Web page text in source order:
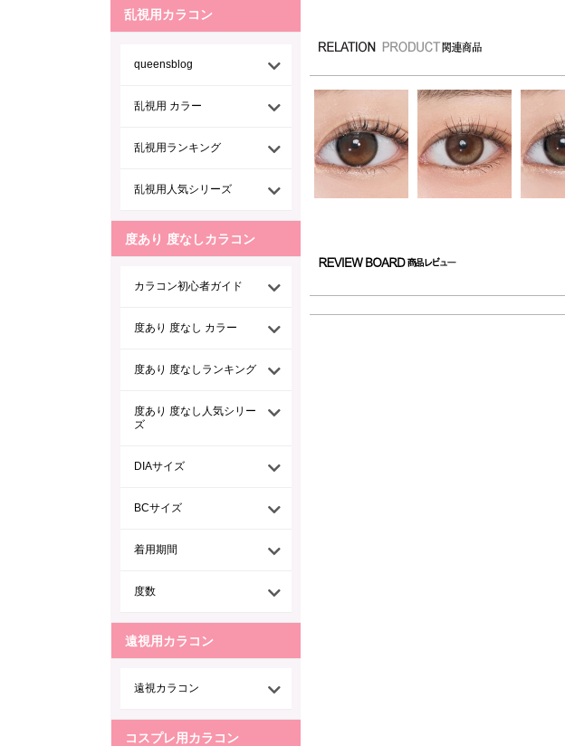
乱視用カラコン
queensblog
乱視用 カラー
乱視用ランキング
乱視用人気シリーズ
度あり 度なしカラコン
カラコン初心者ガイド
度あり 度なし カラー
度あり 度なしランキング
度あり 度なし人気シリー
ズ
DIAサイズ
BCサイズ
着用期間
度数
遠視用カラコン
遠視カラコン
コスプレ用カラコン